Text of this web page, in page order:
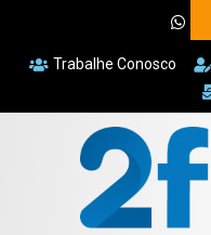
Trabalhe Conosco